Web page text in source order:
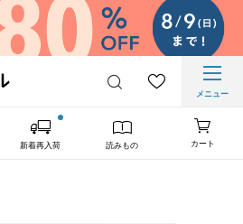
メニュー
新着再入荷 読みもの カート